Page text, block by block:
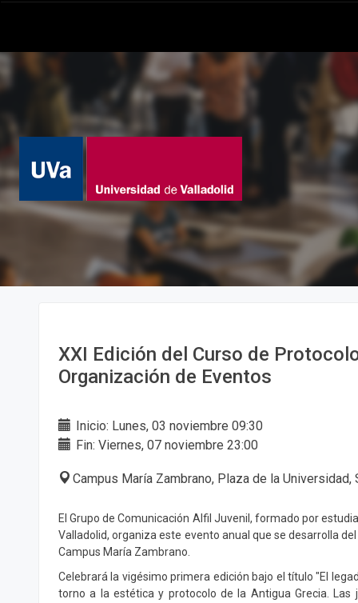
XXI Edición del Curso de
Organización de Eventos
Inicio: Lunes, 03 noviembre 09:30
Fin: Viernes, 07 noviembre 23:00
Campus María Zambrano, Plaza de la Universidad,
El Grupo de Comunicación Alfil Juvenil, formado por
Valladolid, organiza este evento anual que se desarrolla
Campus María Zambrano.
Celebrará la vigésimo primera edición bajo el título "El
torno a la estética y protocolo de la Antigua Grecia. Las